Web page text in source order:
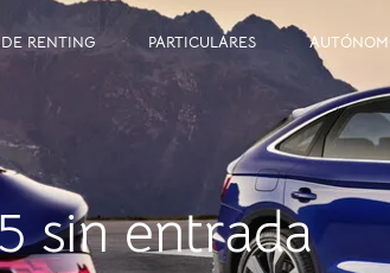
RENTING PARTICULARES
sin entrada